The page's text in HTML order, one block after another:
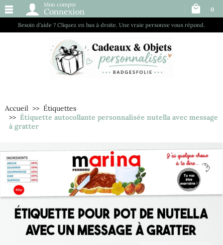
Besoin d’aide ? Cliquez en bas à droite. Une vraie personne vous répond.
Mon compte
Connexion 0
Accueil
Étiquettes
Étiquette autocollante personnalisée nutella avec message
à gratter